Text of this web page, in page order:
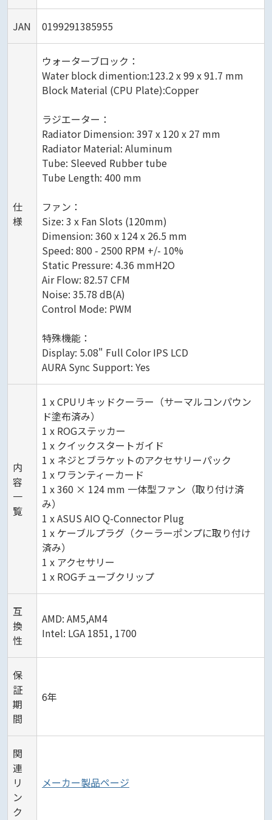
JAN 0199291385955
仕
様
ウォーターブロック：
Water block dimention:123.2 x 99 x 91.7 mm
Block Material (CPU Plate):Copper
ラジエーター：
Radiator Dimension: 397 x 120 x 27 mm
Radiator Material: Aluminum
Tube: Sleeved Rubber tube
Tube Length: 400 mm
ファン：
Size: 3 x Fan Slots (120mm)
Dimension: 360 x 124 x 26.5 mm
Speed: 800 - 2500 RPM +/- 10%
Static Pressure: 4.36 mmH2O
Air Flow: 82.57 CFM
Noise: 35.78 dB(A)
Control Mode: PWM
特殊機能：
Display: 5.08" Full Color IPS LCD
AURA Sync Support: Yes
内
容
一
覧
1 x CPUリキッドクーラー（サーマルコンパウン
ド塗布済み）
1 x ROGステッカー
1 x クイックスタートガイド
1 x ネジとブラケットのアクセサリーパック
1 x ワランティーカード
1 x 360 × 124 mm 一体型ファン（取り付け済
み）
1 x ASUS AIO Q-Connector Plug
1 x ケーブルプラグ（クーラーポンプに取り付け
済み）
1 x アクセサリー
1 x ROGチューブクリップ
互
換
性
AMD: AM5,AM4
Intel: LGA 1851, 1700
保
証
期
間
6年
関
連
リ
ン
ク
メーカー製品ページ